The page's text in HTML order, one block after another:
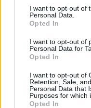
consent section.
I want to opt-out of
Personal Data.
Opted In
I want to opt-out of
Personal Data for
Opted In
I want to opt-out of
Retention, Sale,
Personal Data that
Purposes for which
Opted In
Η ηθοποιός μίλησε
της, μετά από 10
παιδιά